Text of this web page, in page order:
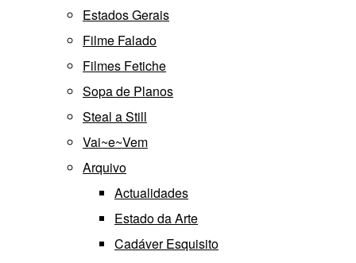
Estados Gerais
Filme Falado
Filmes Fetiche
Sopa de Planos
Steal a Still
Vai~e~Vem
Arquivo
Actualidades
Estado da Arte
Cadáver Esquisito